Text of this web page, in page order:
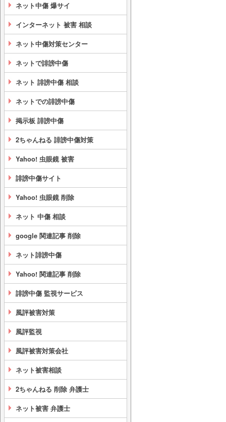
ネット中傷 爆サイ
インターネット 被害 相談
ネット中傷対策センター
ネットで誹謗中傷
ネット 誹謗中傷 相談
ネットでの誹謗中傷
掲示板 誹謗中傷
2ちゃんねる 誹謗中傷対策
Yahoo! 虫眼鏡 被害
誹謗中傷サイト
Yahoo! 虫眼鏡 削除
ネット 中傷 相談
google 関連記事 削除
ネット誹謗中傷
Yahoo! 関連記事 削除
誹謗中傷 監視サービス
風評被害対策
風評監視
風評被害対策会社
ネット被害相談
2ちゃんねる 削除 弁護士
ネット被害 弁護士